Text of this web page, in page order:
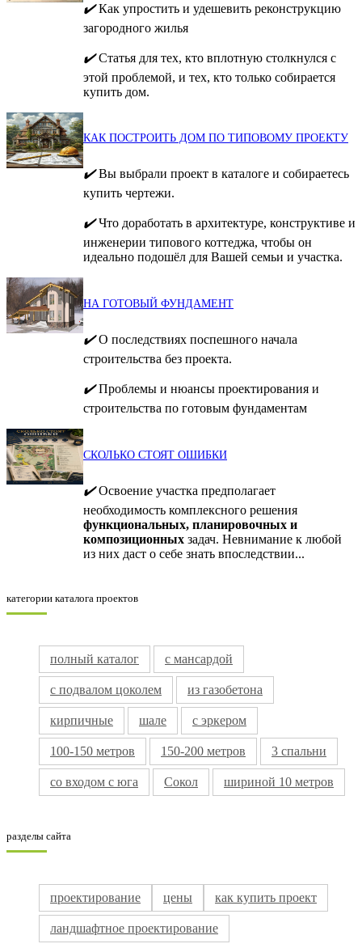
✔️Как упростить и удешевить реконструкцию
загородного жилья
✔️Статья для тех, кто вплотную столкнулся с
этой проблемой, и тех, кто только собирается
купить дом.
КАК ПОСТРОИТЬ ДОМ ПО ТИПОВОМУ ПРОЕКТУ
✔️Вы выбрали проект в каталоге и собираетесь
купить чертежи.
✔️Что доработать в архитектуре, конструктиве и
инженерии типового коттеджа, чтобы он
идеально подошёл для Вашей семьи и участка.
НА ГОТОВЫЙ ФУНДАМЕНТ
✔️О последствиях поспешного начала
строительства без проекта.
✔️Проблемы и нюансы проектирования и
строительства по готовым фундаментам
СКОЛЬКО СТОЯТ ОШИБКИ
✔️Освоение участка предполагает
необходимость комплексного решения
функциональных, планировочных и
композиционных задач. Невнимание к любой
из них даст о себе знать впоследствии...
категории каталога проектов
полный каталог с мансардой
с подвалом цоколем из газобетона
кирпичные шале с эркером
100-150 метров 150-200 метров 3 спальни
со входом с юга Сокол шириной 10 метров
разделы сайта
проектирование цены как купить проект
ландшафтное проектирование